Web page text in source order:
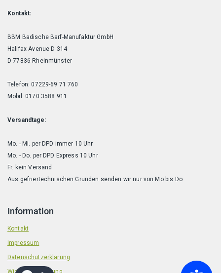
Kontakt:
BBM Badische Barf-Manufaktur GmbH
Halifax Avenue D 314
D-77836 Rheinmünster
Telefon: 07229-69 71 760
Mobil: 0170 3588 911
Versandtage:
Mo. - Mi. per DPD immer 10 Uhr
Mo. - Do. per DPD Express 10 Uhr
Fr. kein Versand
Aus gefriertechnischen Gründen senden wir nur von Mo bis Do
Information
Kontakt
Impressum
Datenschutzerklärung
Widerrufsbelehrung